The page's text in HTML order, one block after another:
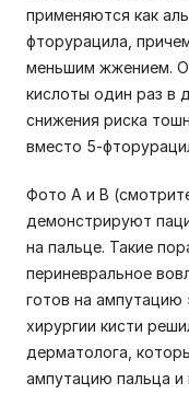
применяются как
фторурацила,
меньшим жжением.
кислоты один раз в
снижения риска
вместо 5-
Фото А и В
демонстрируют
на пальце. Такие
периневральное
готов на ампутацию
хирургии кисти
дерматолога,
ампутацию пальца и